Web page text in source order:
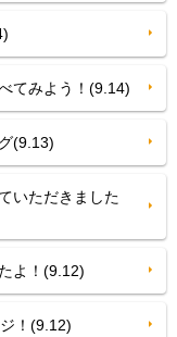
てみよう！(9.14)
(9.13)
いただきました
よ！(9.12)
！(9.12)